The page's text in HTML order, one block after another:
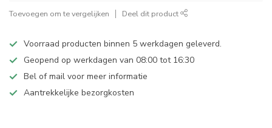
Toevoegen om te vergelijken Deel dit product
Voorraad producten binnen 5 werkdagen geleverd.
Geopend op werkdagen van 08:00 tot 16:30
Bel of mail voor meer informatie
Aantrekkelijke bezorgkosten